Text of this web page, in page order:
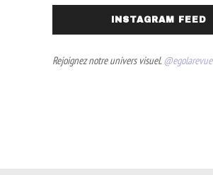
INSTAGRAM FEED
Rejoignez notre univers visuel. @egolarevue